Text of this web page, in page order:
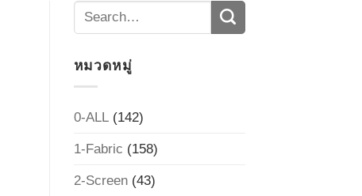
หมวดหมู่
0-ALL(142)
1-Fabric (158)
2-Screen(43)